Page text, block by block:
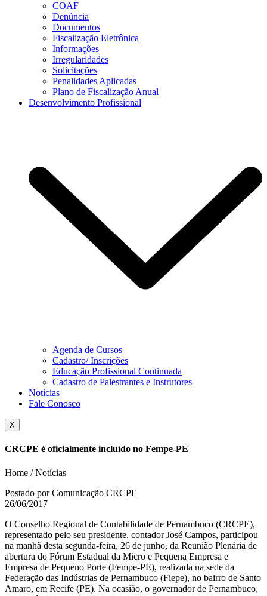
COAF
Denúncia
Documentos
Fiscalização Eletrônica
Informações
Irregularidades
Solicitações
Penalidades Aplicadas
Plano de Fiscalização Anual
Desenvolvimento Profissional
Agenda de Cursos
Cadastro/ Inscrições
Educação Profissional Continuada
Cadastro de Palestrantes e Instrutores
Notícias
Fale Conosco
X
CRCPE é oficialmente incluído no Fempe-PE
Home / Notícias
Postado por Comunicação CRCPE
26/06/2017
O Conselho Regional de Contabilidade de Pernambuco (CRCPE),
representado pelo seu presidente, contador José Campos, participou
na manhã desta segunda-feira, 26 de junho, da Reunião Plenária de
abertura do Fórum Estadual da Micro e Pequena Empresa e
Empresa de Pequeno Porte (Fempe-PE), realizada na sede da
Federação das Indústrias de Pernambuco (Fiepe), no bairro de Santo
Amaro, em Recife (PE). Na ocasião, o governador de Pernambuco,